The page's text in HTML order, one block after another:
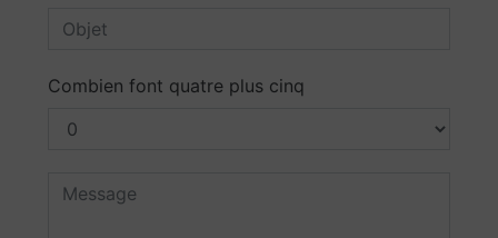
Combien font quatre plus cinq